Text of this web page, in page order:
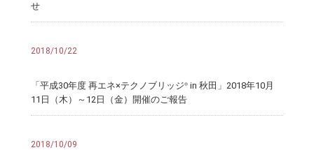
せ
2018/10/22
「平成30年度 再エネ×テクノブリッジ® in 秋田」2018年10月
11日（木）～12日（金）開催のご報告
2018/10/09